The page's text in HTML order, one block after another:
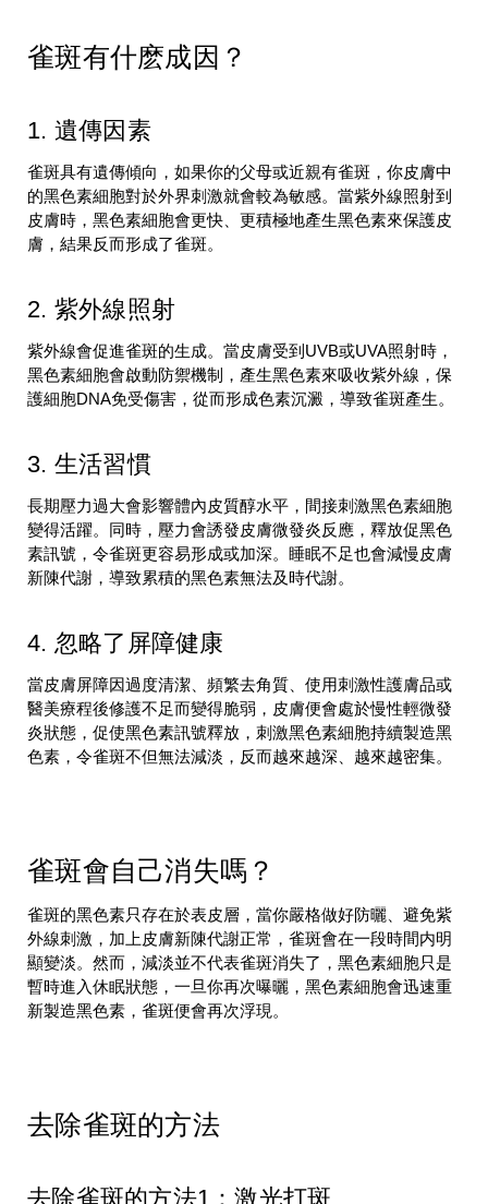
雀斑有什麽成因？
1. 遺傳因素
雀斑具有遺傳傾向，如果你的父母或近親有雀斑，你皮膚中
的黑色素細胞對於外界刺激就會較為敏感。當紫外線照射到
皮膚時，黑色素細胞會更快、更積極地產生黑色素來保護皮
膚，結果反而形成了雀斑。
2. 紫外線照射
紫外線會促進雀斑的生成。當皮膚受到UVB或UVA照射時，
黑色素細胞會啟動防禦機制，產生黑色素來吸收紫外線，保
護細胞DNA免受傷害，從而形成色素沉澱，導致雀斑產生。
3. 生活習慣
長期壓力過大會影響體內皮質醇水平，間接刺激黑色素細胞
變得活躍。同時，壓力會誘發皮膚微發炎反應，釋放促黑色
素訊號，令雀斑更容易形成或加深。睡眠不足也會減慢皮膚
新陳代謝，導致累積的黑色素無法及時代謝。
4. 忽略了屏障健康
當皮膚屏障因過度清潔、頻繁去角質、使用刺激性護膚品或
醫美療程後修護不足而變得脆弱，皮膚便會處於慢性輕微發
炎狀態，促使黑色素訊號釋放，刺激黑色素細胞持續製造黑
色素，令雀斑不但無法減淡，反而越來越深、越來越密集。
雀斑會自己消失嗎？
雀斑的黑色素只存在於表皮層，當你嚴格做好防曬、避免紫
外線刺激，加上皮膚新陳代謝正常，雀斑會在一段時間内明
顯變淡。然而，減淡並不代表雀斑消失了，黑色素細胞只是
暫時進入休眠狀態，一旦你再次曝曬，黑色素細胞會迅速重
新製造黑色素，雀斑便會再次浮現。
去除雀斑的方法
去除雀斑的方法1：激光打斑